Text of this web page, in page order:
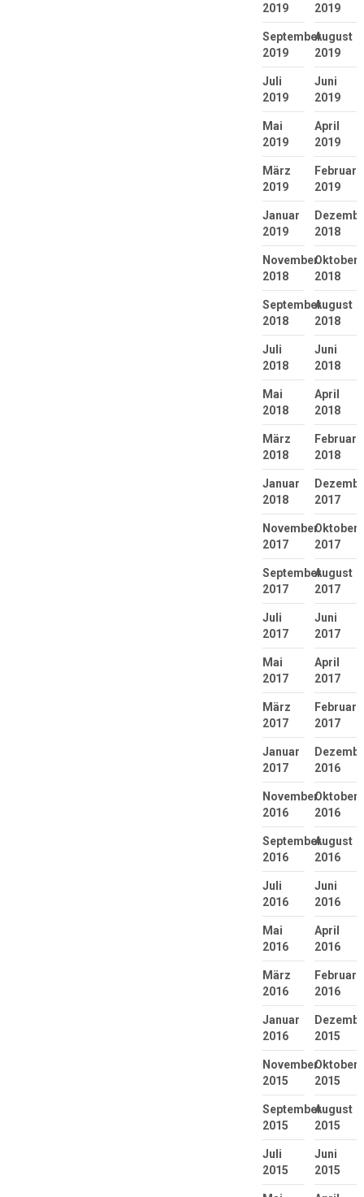
2019
2019
September
2019
August
2019
Juli
2019
Juni
2019
Mai
2019
April
2019
März
2019
Februar
2019
Januar
2019
2018
November
2018
Oktober
2018
September
2018
August
2018
Juli
2018
Juni
2018
Mai
2018
April
2018
März
2018
Februar
2018
Januar
2018
2017
November
2017
Oktober
2017
September
2017
August
2017
Juli
2017
Juni
2017
Mai
2017
April
2017
März
2017
Februar
2017
Januar
2017
2016
November
2016
Oktober
2016
September
2016
August
2016
Juli
2016
Juni
2016
Mai
2016
April
2016
März
2016
Februar
2016
Januar
2016
2015
November
2015
Oktober
2015
September
2015
August
2015
Juli
2015
Juni
2015